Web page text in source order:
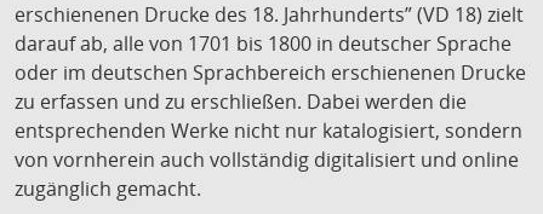
erschienenen Drucke des 18. Jahrhunderts” (VD 18) zielt
darauf ab, alle von 1701 bis 1800 in deutscher Sprache
oder im deutschen Sprachbereich erschienenen Drucke
zu erfassen und zu erschließen. Dabei werden die
entsprechenden Werke nicht nur katalogisiert, sondern
von vornherein auch vollständig digitalisiert und online
zugänglich gemacht.